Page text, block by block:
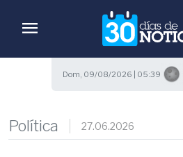
menu
Dom, 09/08/2026 | 05:39
Política 27.06.2026